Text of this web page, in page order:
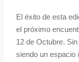
El éxito de esta
el próximo
12 de Octubre.
siendo un espacio